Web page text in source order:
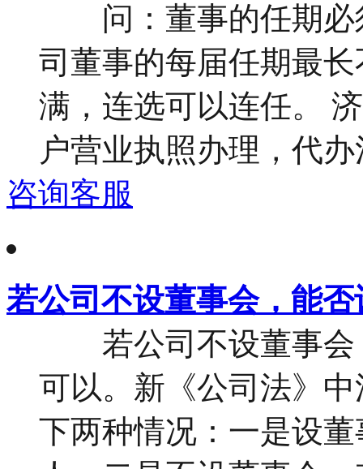
问：董事的任期必
司董事的每届任期最
满，连选可以连任。
户营业执照办理，代
咨询客服
若公司不设董事会，能
若公司不设董事会
可以。新《公司法》
下两种情况：一是设